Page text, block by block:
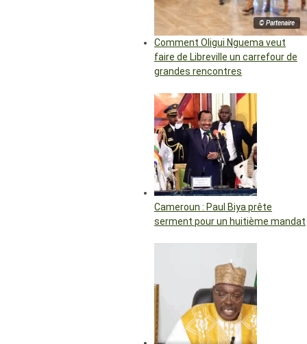
© Partenaire
Comment Oligui Nguema veut
faire de Libreville un carrefour de
grandes rencontres
Cameroun : Paul Biya prête
serment pour un huitième mandat